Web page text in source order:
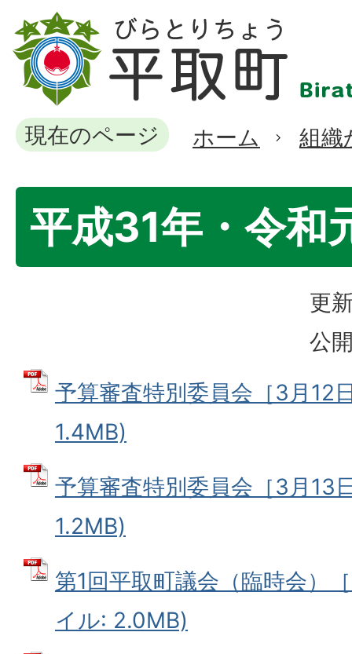
現在のページ ホーム 組織
平成31年・令和
更
公
予算審査特別委員会［3月12
1.4MB)
予算審査特別委員会［3月13
1.2MB)
第1回平取町議会（臨時会）
イル: 2.0MB)